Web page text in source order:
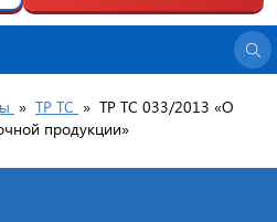
» ТР ТС » ТР ТС 033/2013 «О
продукции»